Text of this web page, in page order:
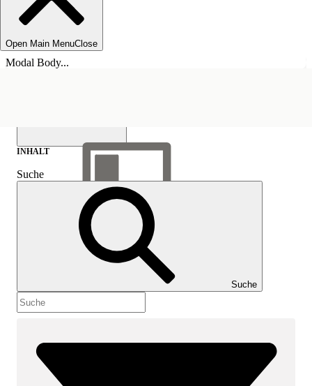
Open Main MenuClose
Modal Body...
Inhalt anzeigen
Inhalt
INHALT
Suche
Suche